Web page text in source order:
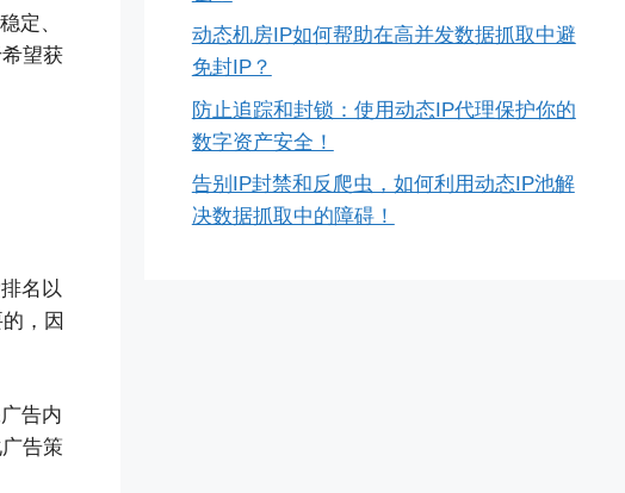
定、
望获
名以
，因
告内
告策
动态机房IP如何帮助在高并发数据抓取中避
免封IP？
防止追踪和封锁：使用动态IP代理保护你的
数字资产安全！
告别IP封禁和反爬虫，如何利用动态IP池解
决数据抓取中的障碍！